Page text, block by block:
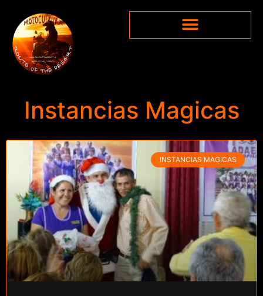
Instancias Magicas
INSTANCIAS MAGICAS